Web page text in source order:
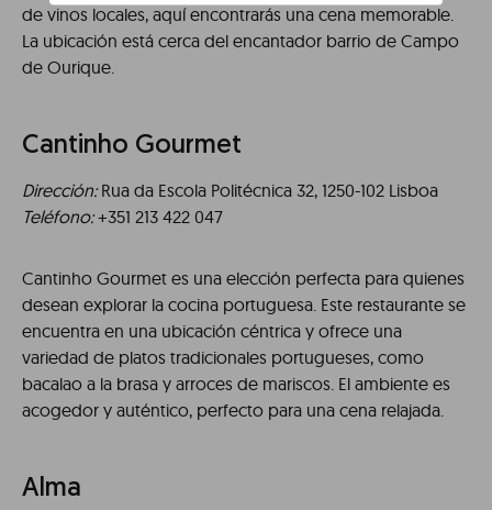
de vinos locales, aquí encontrarás una cena memorable.
La ubicación está cerca del encantador barrio de Campo
de Ourique.
Cantinho Gourmet
Dirección:Rua da Escola Politécnica 32, 1250-102 Lisboa
Teléfono:+351 213 422 047
Cantinho Gourmet es una elección perfecta para quienes
desean explorar la cocina portuguesa. Este restaurante se
encuentra en una ubicación céntrica y ofrece una
variedad de platos tradicionales portugueses, como
bacalao a la brasa y arroces de mariscos. El ambiente es
acogedor y auténtico, perfecto para una cena relajada.
Alma